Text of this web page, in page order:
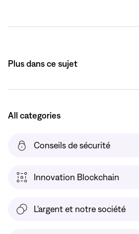
Plus dans ce sujet
All categories
Conseils de sécurité
Innovation Blockchain
L'argent et notre société